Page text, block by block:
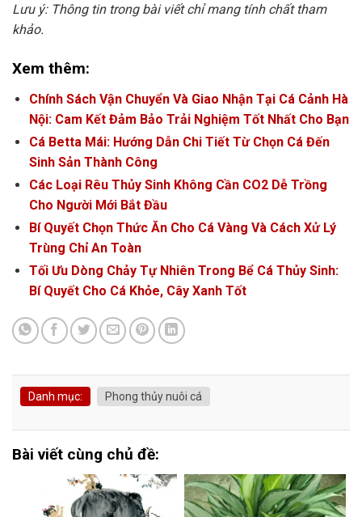
Lưu ý: Thông tin trong bài viết chỉ mang tính chất tham
khảo.
Xem thêm:
Chính Sách Vận Chuyển Và Giao Nhận Tại Cá Cảnh Hà
Nội: Cam Kết Đảm Bảo Trải Nghiệm Tốt Nhất Cho Bạn
Cá Betta Mái: Hướng Dẫn Chi Tiết Từ Chọn Cá Đến
Sinh Sản Thành Công
Các Loại Rêu Thủy Sinh Không Cần CO2 Dễ Trồng
Cho Người Mới Bắt Đầu
Bí Quyết Chọn Thức Ăn Cho Cá Vàng Và Cách Xử Lý
Trùng Chỉ An Toàn
Tối Ưu Dòng Chảy Tự Nhiên Trong Bể Cá Thủy Sinh:
Bí Quyết Cho Cá Khỏe, Cây Xanh Tốt
Danh mục: Phong thủy nuôi cá
Bài viết cùng chủ đề: